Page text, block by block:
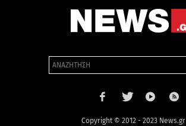
Copyright © 2012 - 2023 News.gr